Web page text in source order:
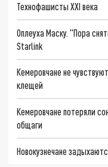
Технофашисты XXI века
Оплеуха Маску. "Пора
Starlink
Кемеровчане не
клещей
Кемеровчане потеряли
общаги
Новокузнечане